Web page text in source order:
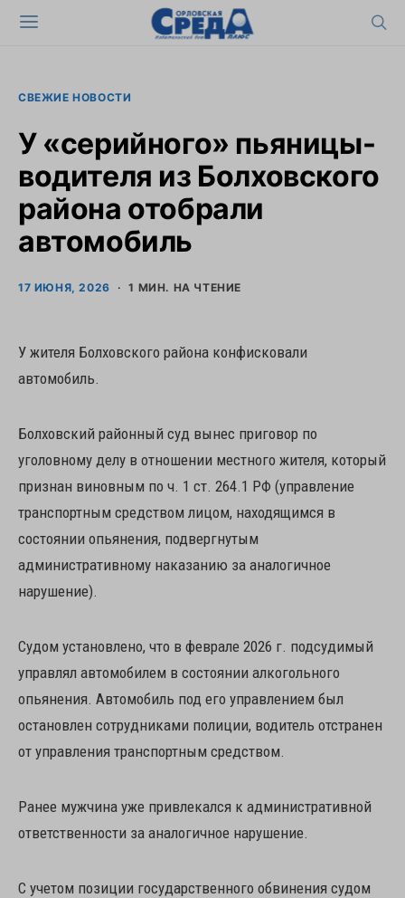
СВЕЖИЕ НОВОСТИ
У «серийного» пьяницы-
водителя из Болховского
района отобрали
автомобиль
17 ИЮНЯ, 2026 1 МИН. НА ЧТЕНИЕ
У жителя Болховского района конфисковали
автомобиль.
Болховский районный суд вынес приговор по
уголовному делу в отношении местного жителя, который
признан виновным по ч. 1 ст. 264.1 РФ (управление
транспортным средством лицом, находящимся в
состоянии опьянения, подвергнутым
административному наказанию за аналогичное
нарушение).
Судом установлено, что в феврале 2026 г. подсудимый
управлял автомобилем в состоянии алкогольного
опьянения. Автомобиль под его управлением был
остановлен сотрудниками полиции, водитель отстранен
от управления транспортным средством.
Ранее мужчина уже привлекался к административной
ответственности за аналогичное нарушение.
С учетом позиции государственного обвинения судом